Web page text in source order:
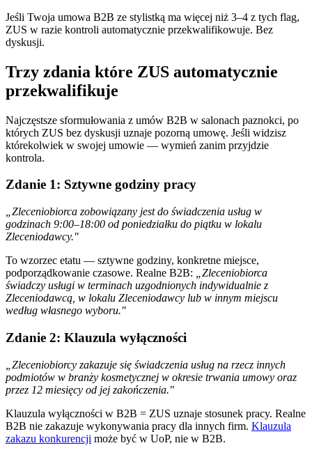
Jeśli Twoja umowa B2B ze stylistką ma więcej niż 3–4 z tych flag,
ZUS w razie kontroli automatycznie przekwalifikowuje. Bez
dyskusji.
Trzy zdania które ZUS automatycznie
przekwalifikuje
Najczęstsze sformułowania z umów B2B w salonach paznokci, po
których ZUS bez dyskusji uznaje pozorną umowę. Jeśli widzisz
którekolwiek w swojej umowie — wymień zanim przyjdzie
kontrola.
Zdanie 1: Sztywne godziny pracy
„Zleceniobiorca zobowiązany jest do świadczenia usług w
godzinach 9:00–18:00 od poniedziałku do piątku w lokalu
Zleceniodawcy."
To wzorzec etatu — sztywne godziny, konkretne miejsce,
podporządkowanie czasowe. Realne B2B:
„Zleceniobiorca
świadczy usługi w terminach uzgodnionych indywidualnie z
Zleceniodawcą, w lokalu Zleceniodawcy lub w innym miejscu
według własnego wyboru."
Zdanie 2: Klauzula wyłączności
„Zleceniobiorcy zakazuje się świadczenia usług na rzecz innych
podmiotów w branży kosmetycznej w okresie trwania umowy oraz
przez 12 miesięcy od jej zakończenia."
Klauzula wyłączności w B2B = ZUS uznaje stosunek pracy. Realne
B2B nie zakazuje wykonywania pracy dla innych firm. Klauzula
zakazu konkurencji może być w UoP, nie w B2B.